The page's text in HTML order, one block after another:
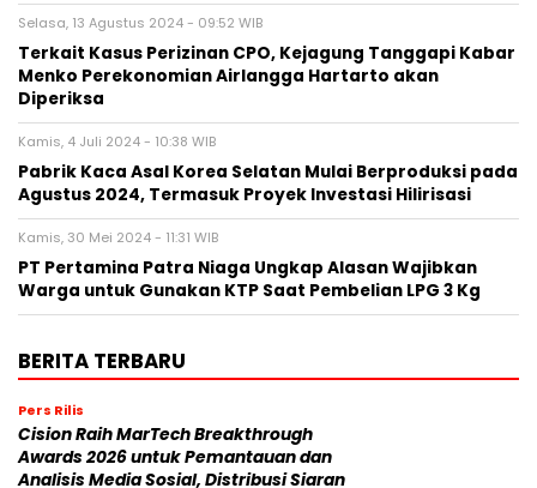
Selasa, 13 Agustus 2024 - 09:52 WIB
Terkait Kasus Perizinan CPO, Kejagung Tanggapi Kabar
Menko Perekonomian Airlangga Hartarto akan
Diperiksa
Kamis, 4 Juli 2024 - 10:38 WIB
Pabrik Kaca Asal Korea Selatan Mulai Berproduksi pada
Agustus 2024, Termasuk Proyek Investasi Hilirisasi
Kamis, 30 Mei 2024 - 11:31 WIB
PT Pertamina Patra Niaga Ungkap Alasan Wajibkan
Warga untuk Gunakan KTP Saat Pembelian LPG 3 Kg
BERITA TERBARU
Pers Rilis
Cision Raih MarTech Breakthrough
Awards 2026 untuk Pemantauan dan
Analisis Media Sosial, Distribusi Siaran